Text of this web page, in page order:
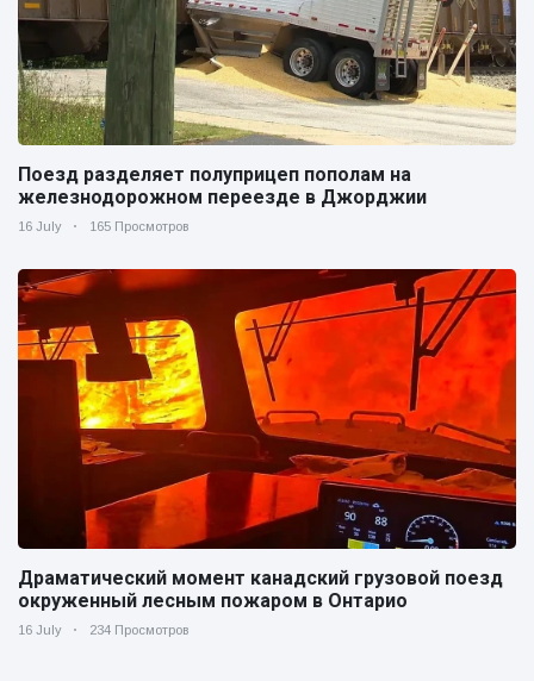
Поезд разделяет полуприцеп пополам на
железнодорожном переезде в Джорджии
16 July 165 Просмотров
Драматический момент канадский грузовой поезд
окруженный лесным пожаром в Онтарио
16 July 234 Просмотров